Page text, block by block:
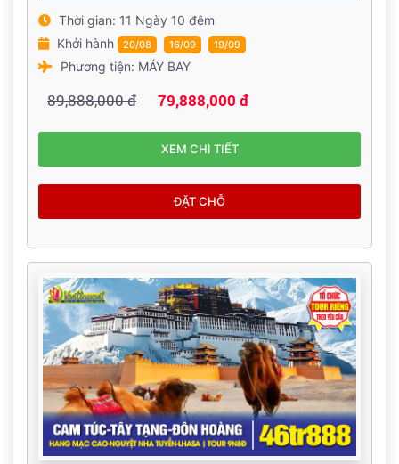
Thời gian: 11 Ngày 10 đêm
Khởi hành
20/08 16/09 19/09
Phương tiện: MÁY BAY
89,888,000 đ 79,888,000 đ
XEM CHI TIẾT
ĐẶT CHỖ